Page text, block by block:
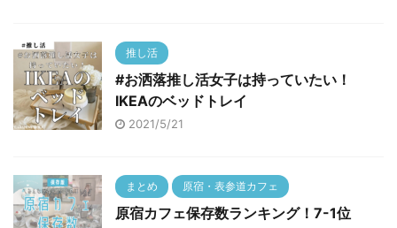
推し活
#お洒落推し活女子は持っていたい！
IKEAのベッドトレイ
2021/5/21
まとめ 原宿・表参道カフェ
原宿カフェ保存数ランキング！7-1位